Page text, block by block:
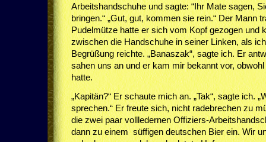
Arbeitshandschuhe und sagte: “Ihr Mate sagen,
bringen.“ „Gut, gut, kommen sie rein.“ Der Mann
Pudelmütze hatte er sich vom Kopf gezogen und
zwischen die Handschuhe in seiner Linken, als
Begrüßung reichte. „Banaszak“, sagte ich. Er
sahen uns an und er kam mir bekannt vor,
hatte.
„Kapitän?“ Er schaute mich an. „Tak“, sagte ich.
sprechen.“ Er freute sich, nicht radebrechen zu
die zwei paar vollledernen Offiziers-
dann zu einem süffigen deutschen Bier ein. Wir